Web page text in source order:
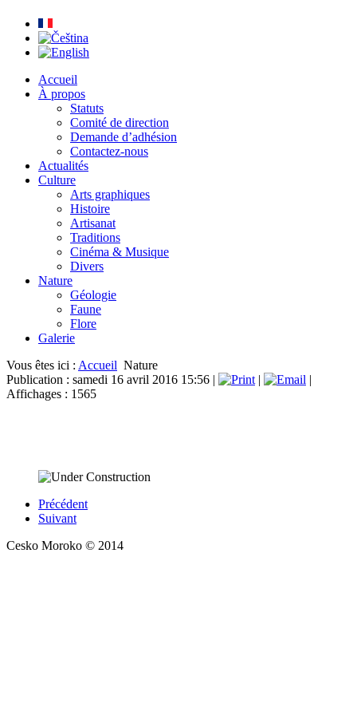
Accueil
À propos
Statuts
Comité de direction
Demande d’adhésion
Contactez-nous
Actualités
Culture
Arts graphiques
Histoire
Artisanat
Traditions
Cinéma & Musique
Divers
Nature
Géologie
Faune
Flore
Galerie
Vous êtes ici : Accueil Nature
Publication : samedi 16 avril 2016 15:56 | |
|
Affichages : 1565
Précédent
Suivant
Cesko Moroko © 2014